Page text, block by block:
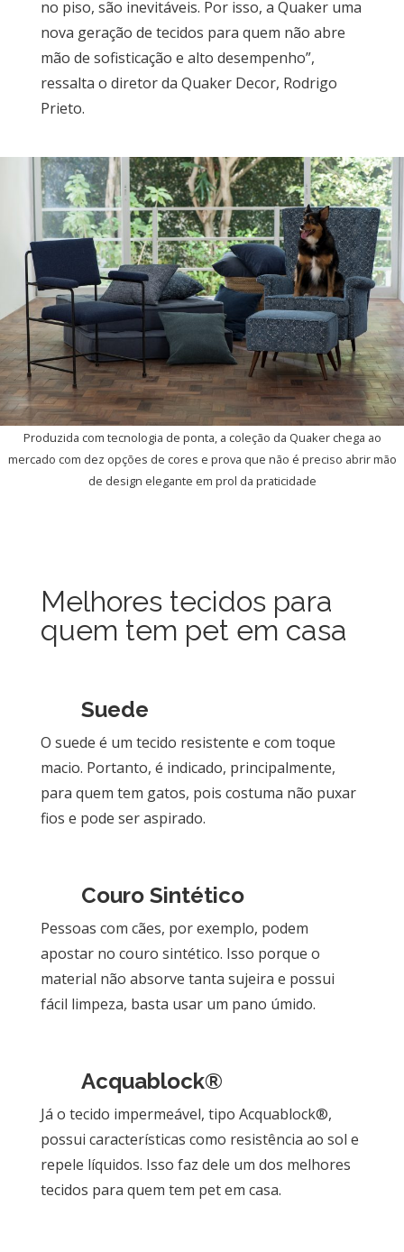
no piso, são inevitáveis. Por isso, a Quaker uma
nova geração de tecidos para quem não abre
mão de sofisticação e alto desempenho”,
ressalta o diretor da Quaker Decor, Rodrigo
Prieto.
Produzida com tecnologia de ponta, a coleção da Quaker chega ao
mercado com dez opções de cores e prova que não é preciso abrir mão
de design elegante em prol da praticidade
Melhores tecidos para
quem tem pet em casa
Suede
O suede é um tecido resistente e com toque
macio. Portanto, é indicado, principalmente,
para quem tem gatos, pois costuma não puxar
fios e pode ser aspirado.
Couro Sintético
Pessoas com cães, por exemplo, podem
apostar no couro sintético. Isso porque o
material não absorve tanta sujeira e possui
fácil limpeza, basta usar um pano úmido.
Acquablock®
Já o tecido impermeável, tipo Acquablock®,
possui características como resistência ao sol e
repele líquidos. Isso faz dele um dos melhores
tecidos para quem tem pet em casa.